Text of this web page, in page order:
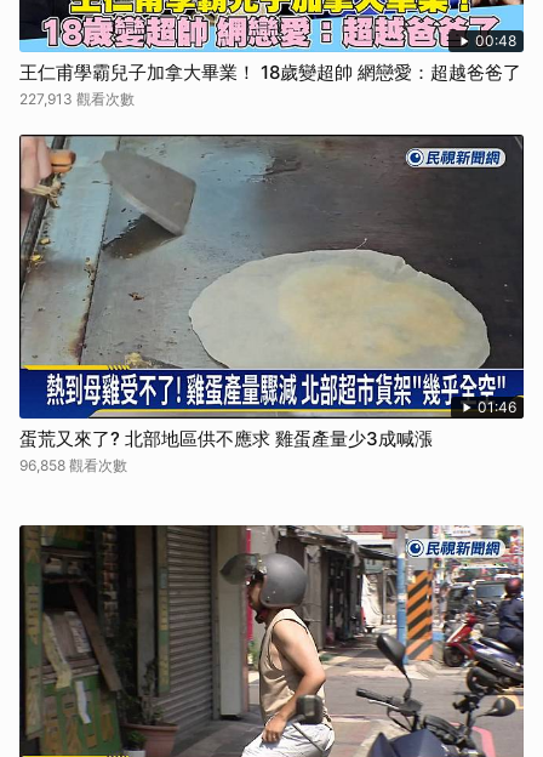
00:48
王仁甫學霸兒子加拿大畢業！ 18歲變超帥 網戀愛：超越爸爸了
227,913 觀看次數
01:46
蛋荒又來了? 北部地區供不應求 雞蛋產量少3成喊漲
96,858 觀看次數